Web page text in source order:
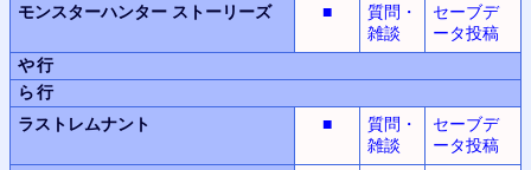
モンスターハンター ストーリーズ ■
質問・
雑談
セーブデ
ータ投稿
や行
ら行
ラストレムナント
■
質問・
雑談
セーブデ
ータ投稿